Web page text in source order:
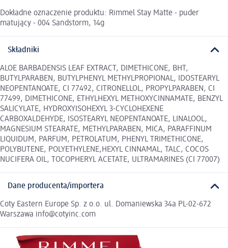
Dokładne oznaczenie produktu: Rimmel Stay Matte - puder
matujący - 004 Sandstorm, 14g
Składniki
ALOE BARBADENSIS LEAF EXTRACT, DIMETHICONE, BHT,
BUTYLPARABEN, BUTYLPHENYL METHYLPROPIONAL, IDOSTEARYL
NEOPENTANOATE, CI 77492, CITRONELLOL, PROPYLPARABEN, CI
77499, DIMETHICONE, ETHYLHEXYL METHOXYCINNAMATE, BENZYL
SALICYLATE, HYDROXYISOHEXYL 3-CYCLOHEXENE
CARBOXALDEHYDE, ISOSTEARYL NEOPENTANOATE, LINALOOL,
MAGNESIUM STEARATE, METHYLPARABEN, MICA, PARAFFINUM
LIQUIDUM, PARFUM, PETROLATUM, PHENYL TRIMETHICONE,
POLYBUTENE, POLYETHYLENE,HEXYL CINNAMAL, TALC, COCOS
NUCIFERA OIL, TOCOPHERYL ACETATE, ULTRAMARINES (CI 77007)
Dane producenta/importera
Coty Eastern Europe Sp. z o.o. ul. Domaniewska 34a PL-02-672
Warszawa info@cotyinc.com